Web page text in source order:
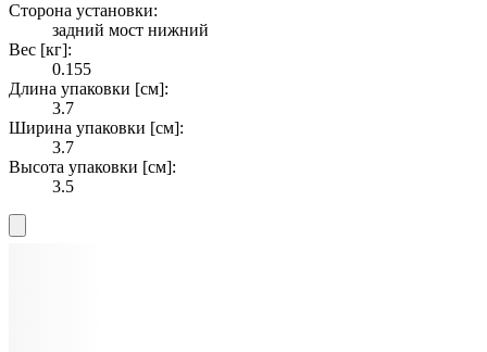
Сторона установки:
задний мост нижний
Вес [кг]:
0.155
Длина упаковки [см]:
3.7
Ширина упаковки [см]:
3.7
Высота упаковки [см]:
3.5